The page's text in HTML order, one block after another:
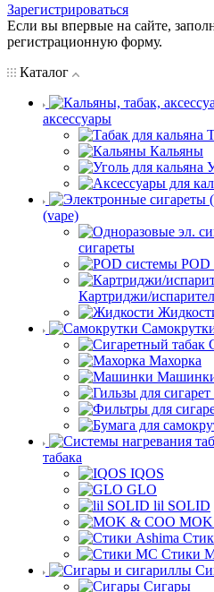
Зарегистрироваться
Если вы впервые на сайте,
регистрационную форму.
Каталог
аксессуары
Кальяны
(vape)
сигареты
POD
Картриджи/
Махорка
табака
IQOS
GLO
lil SOLID
Стики
Сигары